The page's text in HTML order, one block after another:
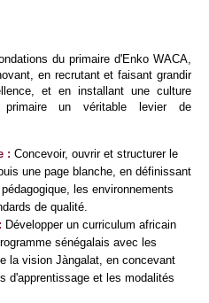
du primaire d'Enko WACA,
en recrutant et faisant grandir
et en installant une culture
un véritable levier de
: Concevoir, ouvrir et structurer le
une page blanche, en définissant
les environnements
de qualité.
Développer un curriculum africain
sénégalais avec les
la vision Jàngalat, en concevant
d'apprentissage et les modalités